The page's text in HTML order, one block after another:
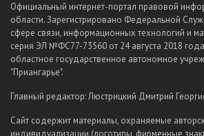
Официальный интернет-портал правовой
области. Зарегистрировано Федеральной
сфере связи, информационных технологий и
серия ЭЛ №ФС77-73560 от 24 августа 2018
областное государственное автономное
"Приангарье".
Главный редактор: Люстрицкий Дмитрий
Сайт содержит материалы, охраняемые